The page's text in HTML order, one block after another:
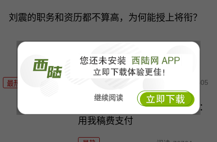
继续阅读
刘震的职务和资历都不算高，为何能授上将衔？
最热 01-05
贺子珍享受12级待遇，毛主席：
用我稿费支付